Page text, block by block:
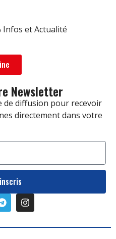
Infos et Actualité
Newsletter
de diffusion pour recevoir
directement dans votre